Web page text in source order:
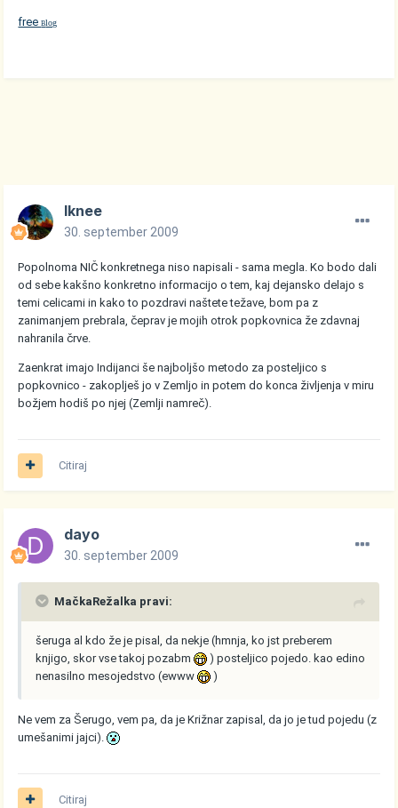
freeBlog
Iknee
30. september 2009
Popolnoma NIČ konkretnega niso napisali - sama megla. Ko bodo dali
od sebe kakšno konkretno informacijo o tem, kaj dejansko delajo s
temi celicami in kako to pozdravi naštete težave, bom pa z
zanimanjem prebrala, čeprav je mojih otrok popkovnica že zdavnaj
nahranila črve.
Zaenkrat imajo Indijanci še najboljšo metodo za posteljico s
popkovnico - zakoplješ jo v Zemljo in potem do konca življenja v miru
božjem hodiš po njej (Zemlji namreč).
Citiraj
dayo
30. september 2009
MačkaRežalka pravi:
šeruga al kdo že je pisal, da nekje (hmnja, ko jst preberem
knjigo, skor vse takoj pozabm
) posteljico pojedo. kao edino
nenasilno mesojedstvo (ewww
)
Ne vem za Šerugo, vem pa, da je Križnar zapisal, da jo je tud pojedu (z
umešanimi jajci).
Citiraj